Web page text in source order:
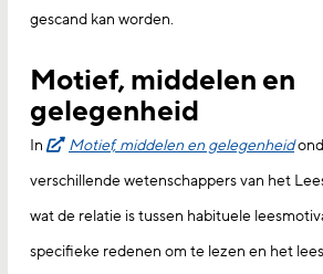
gescand kan worden.
Motief, middelen en
gelegenheid
In Motief, middelen en gelegenheid
verschillende wetenschappers van het
wat de relatie is tussen habituele
specifieke redenen om te lezen en het